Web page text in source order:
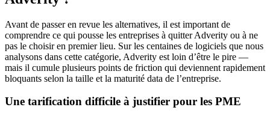
Avant de passer en revue les alternatives, il est important de
comprendre ce qui pousse les entreprises à quitter Adverity ou à ne
pas le choisir en premier lieu. Sur les centaines de logiciels que nous
analysons dans cette catégorie, Adverity est loin d’être le pire —
mais il cumule plusieurs points de friction qui deviennent rapidement
bloquants selon la taille et la maturité data de l’entreprise.
Une tarification difficile à justifier pour les PME